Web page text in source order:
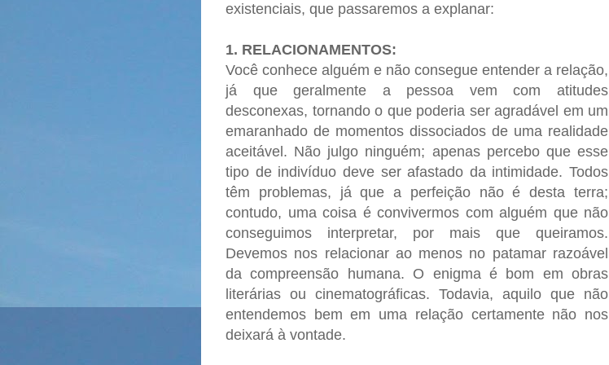
existenciais, que passaremos a explanar:
1. RELACIONAMENTOS:
Você conhece alguém e não consegue entender a relação,
já que geralmente a pessoa vem com atitudes
desconexas, tornando o que poderia ser agradável em um
emaranhado de momentos dissociados de uma realidade
aceitável. Não julgo ninguém; apenas percebo que esse
tipo de indivíduo deve ser afastado da intimidade. Todos
têm problemas, já que a perfeição não é desta terra;
contudo, uma coisa é convivermos com alguém que não
conseguimos interpretar, por mais que queiramos.
Devemos nos relacionar ao menos no patamar razoável
da compreensão humana. O enigma é bom em obras
literárias ou cinematográficas. Todavia, aquilo que não
entendemos bem em uma relação certamente não nos
deixará à vontade.